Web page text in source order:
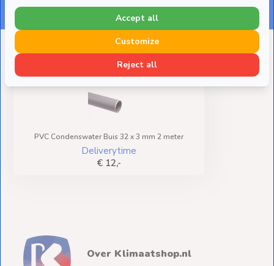
Deze heb je eerder bekeken
PVC Condenswater Buis 32 x 3 mm 2 meter
Deliverytime
€ 12,-
Over Klimaatshop.nl
Reject all
Customize
Accept all